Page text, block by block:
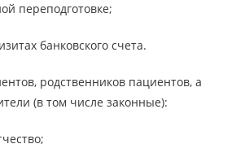
переподготовке;
банковского счета.
родственников пациентов, а
(в том числе законные):